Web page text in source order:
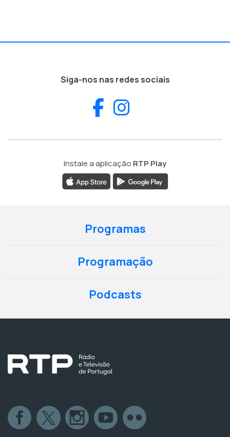
Siga-nos nas redes sociais
Facebook
Instale a aplicação RTP Play
Programas
Programação
Podcasts